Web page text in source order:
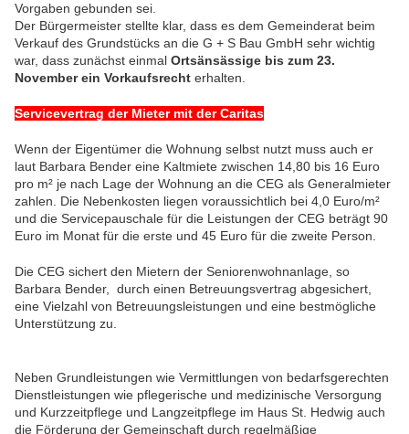
Vorgaben gebunden sei.
Der Bürgermeister stellte klar, dass es dem Gemeinderat beim
Verkauf des Grundstücks an die G + S Bau GmbH sehr wichtig
war, dass zunächst einmal Ortsänsässige bis zum 23.
November ein Vorkaufsrecht erhalten.
Servicevertrag der Mieter mit der Caritas
Wenn der Eigentümer die Wohnung selbst nutzt muss auch er
laut Barbara Bender eine Kaltmiete zwischen 14,80 bis 16 Euro
pro m² je nach Lage der Wohnung an die CEG als Generalmieter
zahlen. Die Nebenkosten liegen voraussichtlich bei 4,0 Euro/m²
und die Servicepauschale für die Leistungen der CEG beträgt 90
Euro im Monat für die erste und 45 Euro für die zweite Person.
Die CEG sichert den Mietern der Seniorenwohnanlage, so
Barbara Bender, durch einen Betreuungsvertrag abgesichert,
eine Vielzahl von Betreuungsleistungen und eine bestmögliche
Unterstützung zu.
Neben Grundleistungen wie Vermittlungen von bedarfsgerechten
Dienstleistungen wie pflegerische und medizinische Versorgung
und Kurzzeitpflege und Langzeitpflege im Haus St. Hedwig auch
die Förderung der Gemeinschaft durch regelmäßige